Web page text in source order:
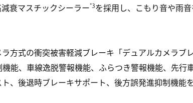
衰マスチックシーラー*3を採用し、こもり音や雨音
方式の衝突被害軽減ブレーキ「デュアルカメラブ
能、車線逸脱警報機能、ふらつき警報機能、先行
、後退時ブレーキサポート、後方誤発進抑制機能を